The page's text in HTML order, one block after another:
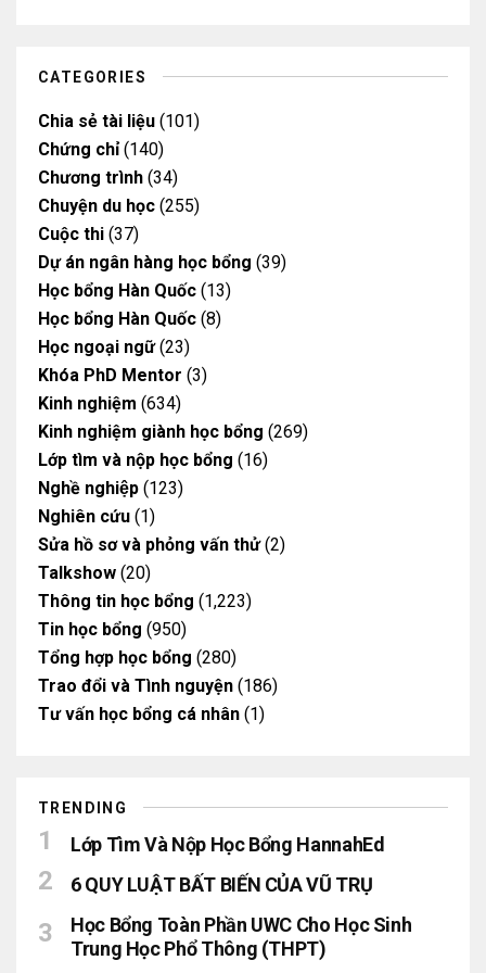
m
CATEGORIES
Chia sẻ tài liệu (101)
Chứng chỉ(140)
Chương trình (34)
Chuyện du học (255)
Cuộc thi (37)
Dự án ngân hàng học bổng (39)
Học bổng Hàn Quốc (13)
Học bổng Hàn Quốc (8)
Học ngoại ngữ(23)
Khóa PhD Mentor (3)
Kinh nghiệm (634)
Kinh nghiệm giành học bổng (269)
Lớp tìm và nộp học bổng (16)
Nghề nghiệp (123)
Nghiên cứu (1)
Sửa hồ sơ và phỏng vấn thử(2)
Talkshow (20)
Thông tin học bổng (1,223)
Tin học bổng (950)
Tổng hợp học bổng (280)
Trao đổi và Tình nguyện (186)
Tư vấn học bổng cá nhân (1)
TRENDING
Lớp Tìm Và Nộp Học Bổng HannahEd
6 QUY LUẬT BẤT BIẾN CỦA VŨ TRỤ
Học Bổng Toàn Phần UWC Cho Học Sinh
Trung Học Phổ Thông (THPT)